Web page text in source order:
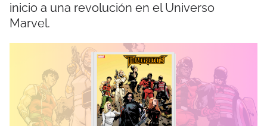
inicio a una revolución en el Universo
Marvel.